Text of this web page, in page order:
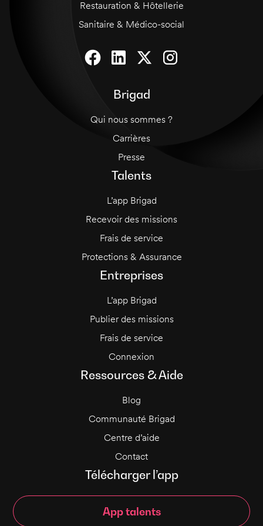
Restauration & Hôtellerie
Sanitaire & Médico-social
Brigad
Qui nous sommes ?
Carrières
Presse
Talents
L’app Brigad
Recevoir des missions
Frais de service
Protections & Assurance
Entreprises
L’app Brigad
Publier des missions
Frais de service
Connexion
Ressources & Aide
Blog
Communauté Brigad
Centre d’aide
Contact
Télécharger l’app
App talents